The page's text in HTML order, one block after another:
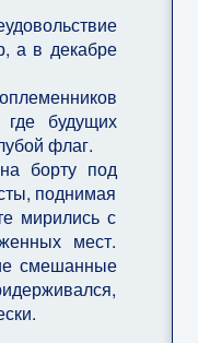
а в декабре
будущих
флаг.
борту под
поднимая
мирились с
мест.
смешанные